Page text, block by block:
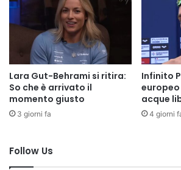
Lara Gut-Behrami si ritira:
So che è arrivato il
momento giusto
3 giorni fa
Infinito
europeo
acque
4 giorni
Follow Us